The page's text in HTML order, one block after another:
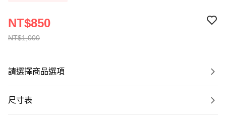
NT$1,000
NT$850
請選擇商品選項
尺寸表